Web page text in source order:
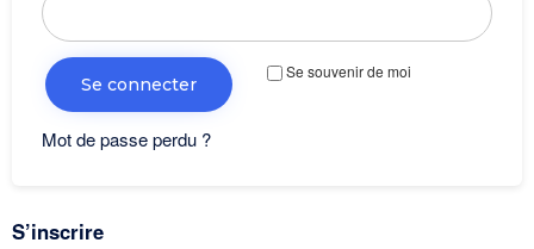
Se souvenir de moi
Se connecter
Mot de passe perdu ?
S’inscrire